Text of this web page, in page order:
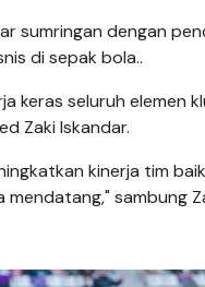
sumringan dengan
di sepak bola..
keras seluruh elemen
Zaki Iskandar.
kinerja tim
sambung